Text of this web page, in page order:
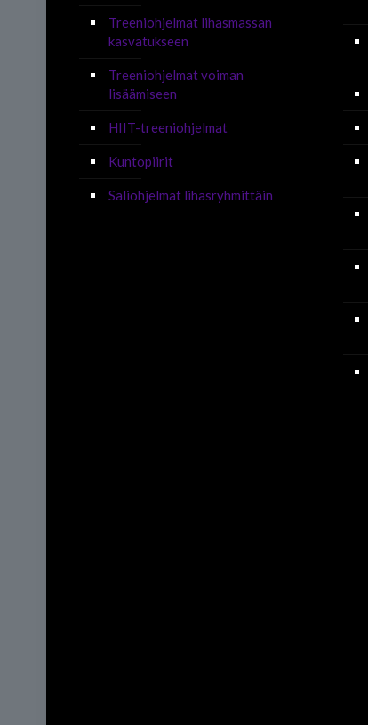
Treeniohjelmat lihasmassan
kasvatukseen
Treeniohjelmat voiman
lisäämiseen
HIIT-treeniohjelmat
Kuntopiirit
Saliohjelmat lihasryhmittäin